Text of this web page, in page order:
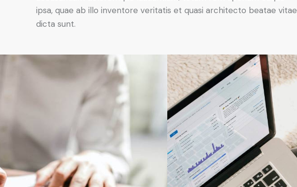
ipsa, quae ab illo inventore veritatis et quasi architecto beatae vitae
dicta sunt.